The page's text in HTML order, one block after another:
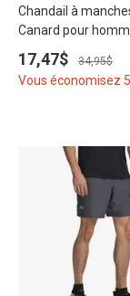
Chandail à
Canard pour
17,47$ 34,95$
Vous économisez